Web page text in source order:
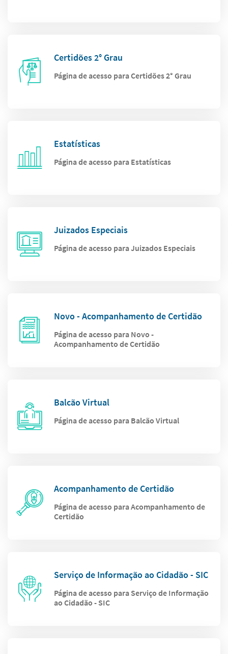
Certidões 2° Grau
Página de acesso para Certidões 2° Grau
Estatísticas
Página de acesso para Estatísticas
Juizados Especiais
Página de acesso para Juizados Especiais
Novo - Acompanhamento de Certidão
Página de acesso para Novo -
Acompanhamento de Certidão
Balcão Virtual
Página de acesso para Balcão Virtual
Acompanhamento de Certidão
Página de acesso para Acompanhamento de
Certidão
Serviço de Informação ao Cidadão - SIC
Página de acesso para Serviço de Informação
ao Cidadão - SIC